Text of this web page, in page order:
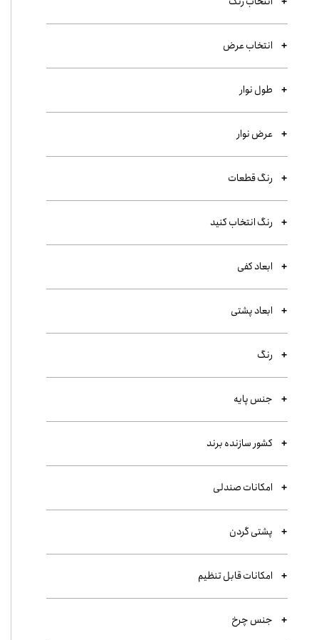
انتخاب عرض
طول نوار
عرض نوار
رنگ قطعات
رنگ انتخاب کنید
ابعاد کفی
ابعاد پشتی
رنگ
جنس پایه
کشور سازنده برند
امکانات صندلی
پشتی گردن
امکانات قابل تنظیم
جنس چرخ